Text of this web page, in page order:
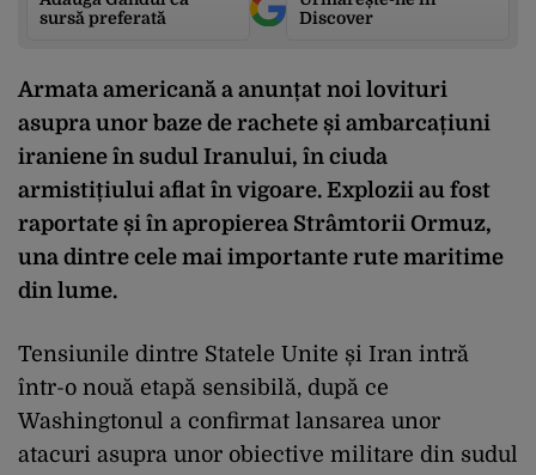
sursă preferată
Discover
Armata americană a anunțat noi lovituri
asupra unor baze de rachete și ambarcațiuni
iraniene în sudul Iranului, în ciuda
armistițiului aflat în vigoare. Explozii au fost
raportate și în apropierea Strâmtorii Ormuz,
una dintre cele mai importante rute maritime
din lume.
Tensiunile dintre Statele Unite și Iran intră
într-o nouă etapă sensibilă, după ce
Washingtonul a confirmat lansarea unor
atacuri asupra unor obiective militare din sudul